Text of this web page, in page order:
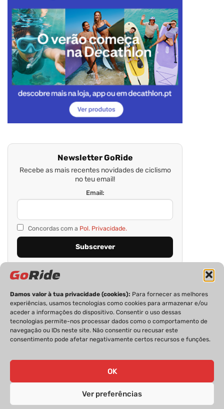
Damos valor à tua privacidade (cookies): Para fornecer as melhores
experiências, usamos tecnologias como cookies para armazenar e/ou
aceder a informações do dispositivo. Consentir o uso dessas
tecnologias permite-nos processar dados como o comportamento de
navegação ou IDs neste site. Não consentir ou recusar este
consentimento pode afetar negativamente certos recursos e funções.
OK
Ver preferências
Newsletter GoRide
Recebe as mais recentes novidades de ciclismo
no teu email!
Email:
Concordas com a Pol. Privacidade.
PRIVACIDADE FICHA TÉCNICA
ESTATUTO EDITORIAL
GoRide 2026 | Todos os direitos reservados.